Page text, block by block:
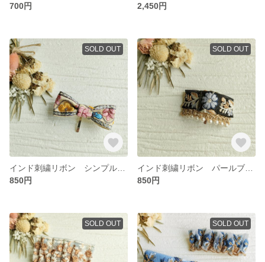
700円
2,450円
SOLD OUT
850円
SOLD OUT
850円
SOLD OUT SOLD OUT